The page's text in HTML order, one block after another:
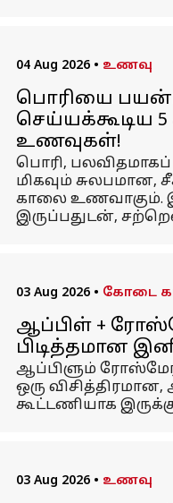
04 Aug 2026 • உணவு
பொரியை
செய்யக்கூடிய
உணவுகள்!
பொரி,
மிகவும் சுலபமான,
காலை உணவாகும்.
இருப்பதுடன்,
03 Aug 2026 • கோடை
ஆப்பிள் +
பிடித்தமான
ஆப்பிளும்
ஒரு
கூட்டணியாக
03 Aug 2026 • உணவு